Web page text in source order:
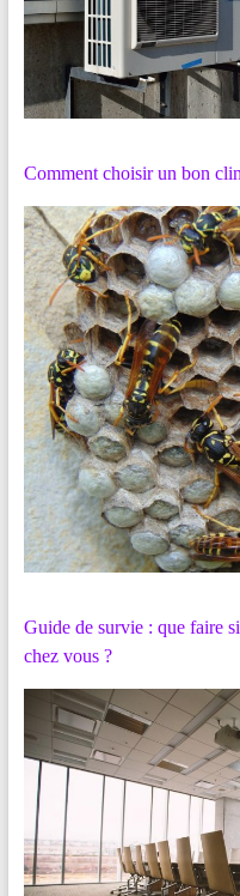
Comment choisir un bon
Guide de survie : que faire
chez vous ?